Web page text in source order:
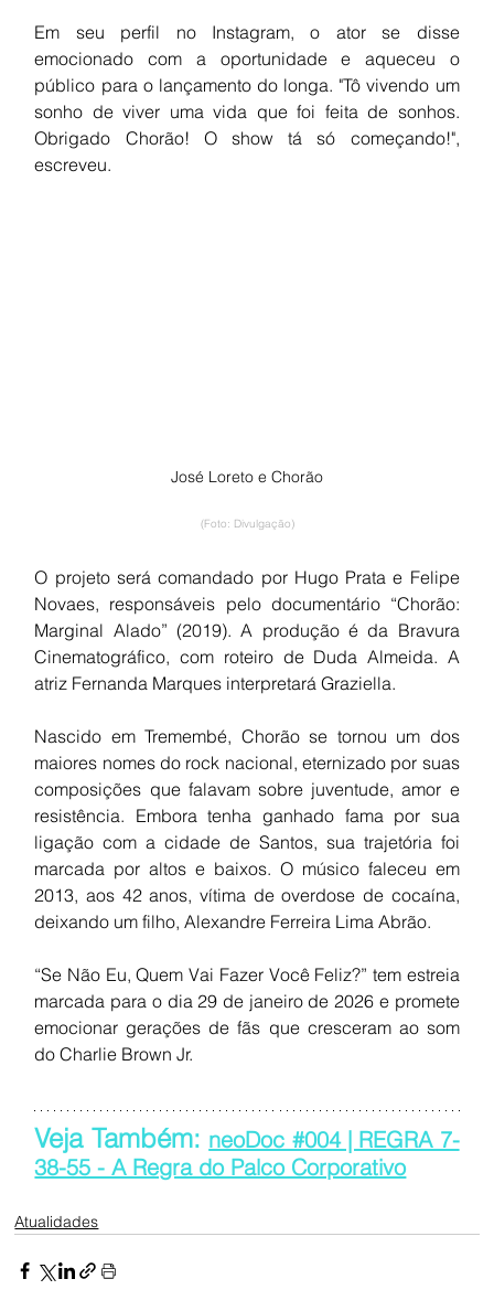
Em seu perfil no Instagram, o ator se disse
emocionado com a oportunidade e aqueceu o
público para o lançamento do longa. "Tô vivendo um
sonho de viver uma vida que foi feita de sonhos.
Obrigado Chorão! O show tá só começando!",
escreveu.
José Loreto e Chorão
(Foto: Divulgação)
O projeto será comandado por Hugo Prata e Felipe
Novaes, responsáveis pelo documentário “Chorão:
Marginal Alado” (2019). A produção é da Bravura
Cinematográfico, com roteiro de Duda Almeida. A
atriz Fernanda Marques interpretará Graziella.
Nascido em Tremembé, Chorão se tornou um dos
maiores nomes do rock nacional, eternizado por suas
composições que falavam sobre juventude, amor e
resistência. Embora tenha ganhado fama por sua
ligação com a cidade de Santos, sua trajetória foi
marcada por altos e baixos. O músico faleceu em
2013, aos 42 anos, vítima de overdose de cocaína,
deixando um filho, Alexandre Ferreira Lima Abrão.
“Se Não Eu, Quem Vai Fazer Você Feliz?” tem estreia
marcada para o dia 29 de janeiro de 2026 e promete
emocionar gerações de fãs que cresceram ao som
do Charlie Brown Jr.
Veja Também: neoDoc #004 | REGRA 7-
38-55 - A Regra do Palco Corporativo
Atualidades